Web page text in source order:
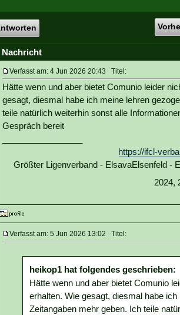
Nachricht
Verfasst am: 4 Jun 2026 20:43 Titel:
Hätte wenn und aber bietet Comunio leider
gesagt, diesmal habe ich meine lehren
teile natürlich weiterhin sonst alle
Gespräch bereit
https://ifcl-
Größter Ligenverband - ElsavaElsenfeld -
2024,
Verfasst am: 5 Jun 2026 13:02 Titel:
heikop1 hat folgendes geschrieben:
Hätte wenn und aber bietet Comunio
erhalten. Wie gesagt, diesmal habe
Zeitangaben mehr geben. Ich teile